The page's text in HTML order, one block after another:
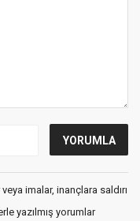
imalar, inançlara saldırı
yazılmış yorumlar